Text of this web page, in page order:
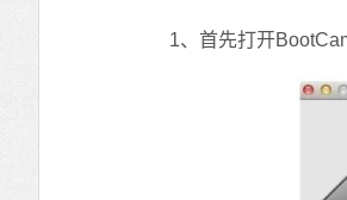
1、首先打开BootCamp